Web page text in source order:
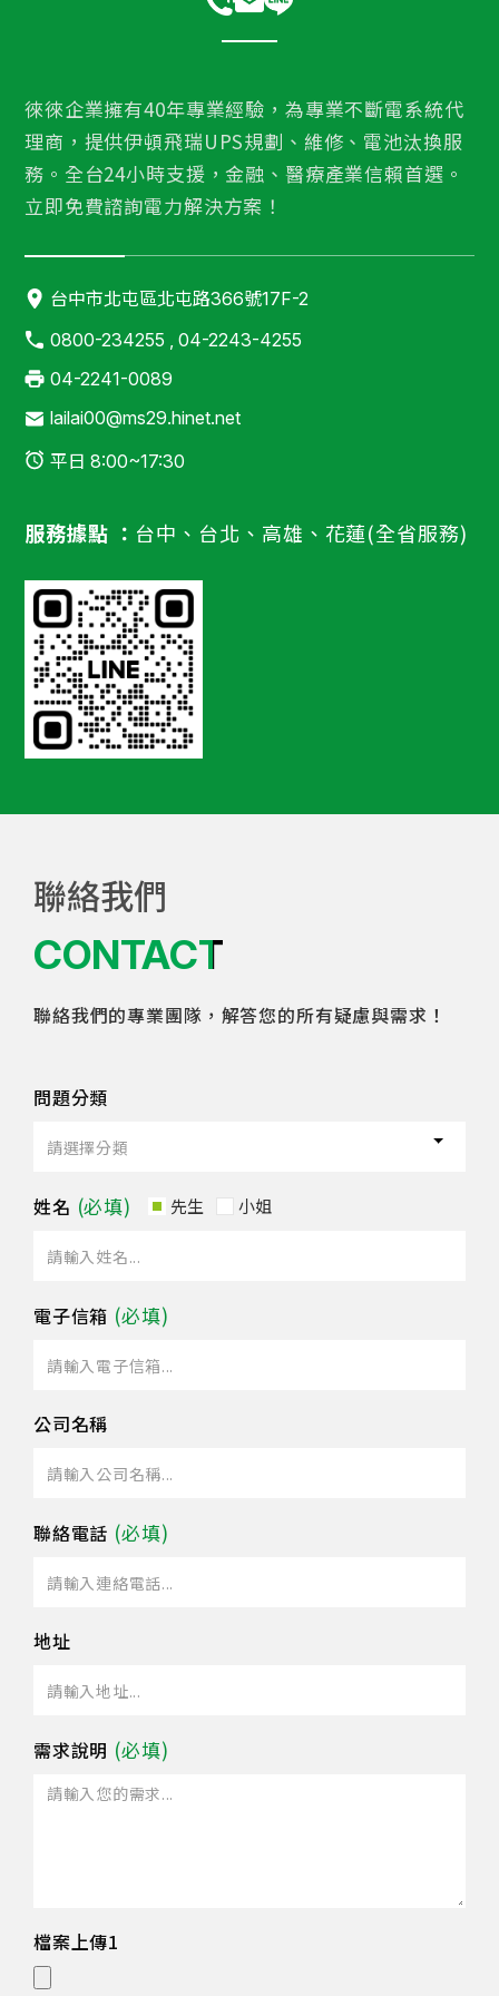
徠徠企業擁有40年專業經驗，為專業不斷電系統代
理商，提供伊頓飛瑞UPS規劃、維修、電池汰換服
務。全台24小時支援，金融、醫療產業信賴首選。
立即免費諮詢電力解決方案！
台中市北屯區北屯路366號17F-2
0800-234255 , 04-2243-4255
04-2241-0089
lailai00@ms29.hinet.net
平日 8:00~17:30
服務據點 ： 台中、台北、高雄、花蓮(全省服務)
聯絡我們
CONTACT
聯絡我們的專業團隊，解答您的所有疑慮與需求！
問題分類
姓名 先生 小姐
電子信箱
公司名稱
聯絡電話
地址
需求說明
檔案上傳1